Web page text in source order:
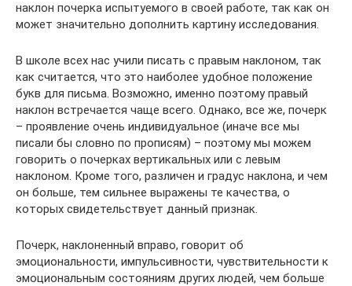
наклон почерка испытуемого в своей работе, так как он
может значительно дополнить картину исследования.
В школе всех нас учили писать с правым наклоном, так
как считается, что это наиболее удобное положение
букв для письма. Возможно, именно поэтому правый
наклон встречается чаще всего. Однако, все же, почерк
– проявление очень индивидуальное (иначе все мы
писали бы словно по прописям) – поэтому мы можем
говорить о почерках вертикальных или с левым
наклоном. Кроме того, различен и градус наклона, и чем
он больше, тем сильнее выражены те качества, о
которых свидетельствует данный признак.
Почерк, наклоненный вправо, говорит об
эмоциональности, импульсивности, чувствительности к
эмоциональным состояниям других людей, чем больше